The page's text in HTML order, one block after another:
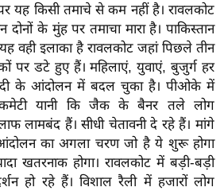
यह किसी तमाचे से कम नहीं है। रावलकोट
के मुंह पर तमाचा मारा है। पाकिस्तान
वही इलाका है रावलकोट जहां पिछले तीन
पर डटे हुए हैं। महिलाएं, युवाएं, बुजुर्ग हर
के आंदोलन में बदल चुका है। पीओके में
यानी कि जैक के बैनर तले लोग
लामबंद हैं। सीधी चेतावनी दे रहे हैं। मांगे
का अगला चरण जो है ये शुरू होगा
खतरनाक होगा। रावलकोट में बड़ी-बड़ी
हो रहे हैं। विशाल रैली में हजारों लोग